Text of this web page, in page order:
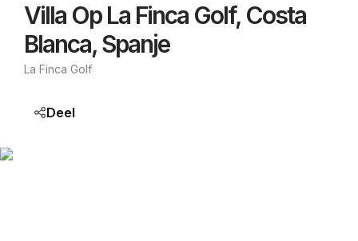
Villa Op La Finca Golf, Costa
Blanca, Spanje
La Finca Golf
Deel